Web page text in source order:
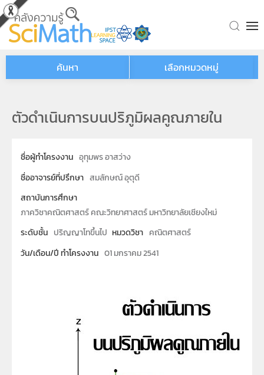
Skip to main content
ค้นหา เลือกหมวดหมู่
ตัวดำเนินการบนปริภูมิผลคูณภายใน
ชื่อผู้ทำโครงงาน อุทุมพร อาสว่าง
ชื่ออาจารย์ที่ปรึกษา สมลักษณ์ อุตุดี
สถาบันการศึกษา
ภาควิชาคณิตศาสตร์ คณะวิทยาศาสตร์ มหาวิทยาลัยเชียงใหม่
ระดับชั้น ปริญญาโทขึ้นไป หมวดวิชา คณิตศาสตร์
วัน/เดือน/ปี ทำโครงงาน 01 มกราคม 2541